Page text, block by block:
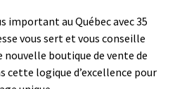
important au Québec avec 35
vous sert et vous conseille
nouvelle boutique de vente de
cette logique d’excellence pour